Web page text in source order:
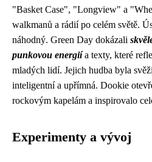
"Basket Case", "Longview" a
walkmanů a rádií po celém světě.
náhodný. Green Day dokázali
punkovou energiía texty, které
mladých lidí. Jejich hudba byla
inteligentní a upřímná. Dookie
rockovým kapelám a inspirovalo
Experimenty a vývoj